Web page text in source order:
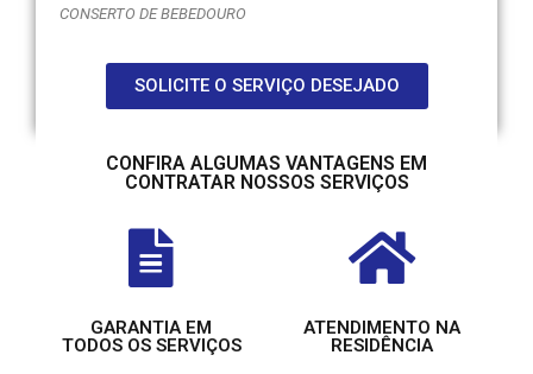
CONSERTO DE BEBEDOURO
SOLICITE O SERVIÇO DESEJADO
CONFIRA ALGUMAS VANTAGENS EM
CONTRATAR NOSSOS SERVIÇOS
GARANTIA EM
TODOS OS SERVIÇOS
ATENDIMENTO NA
RESIDÊNCIA